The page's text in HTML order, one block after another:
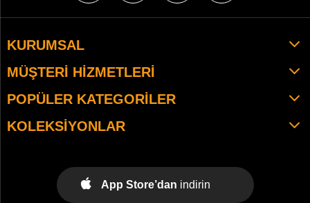
KURUMSAL
MÜŞTERI HIZMETLERI
POPÜLER KATEGORILER
KOLEKSIYONLAR
App Store’dan indirin